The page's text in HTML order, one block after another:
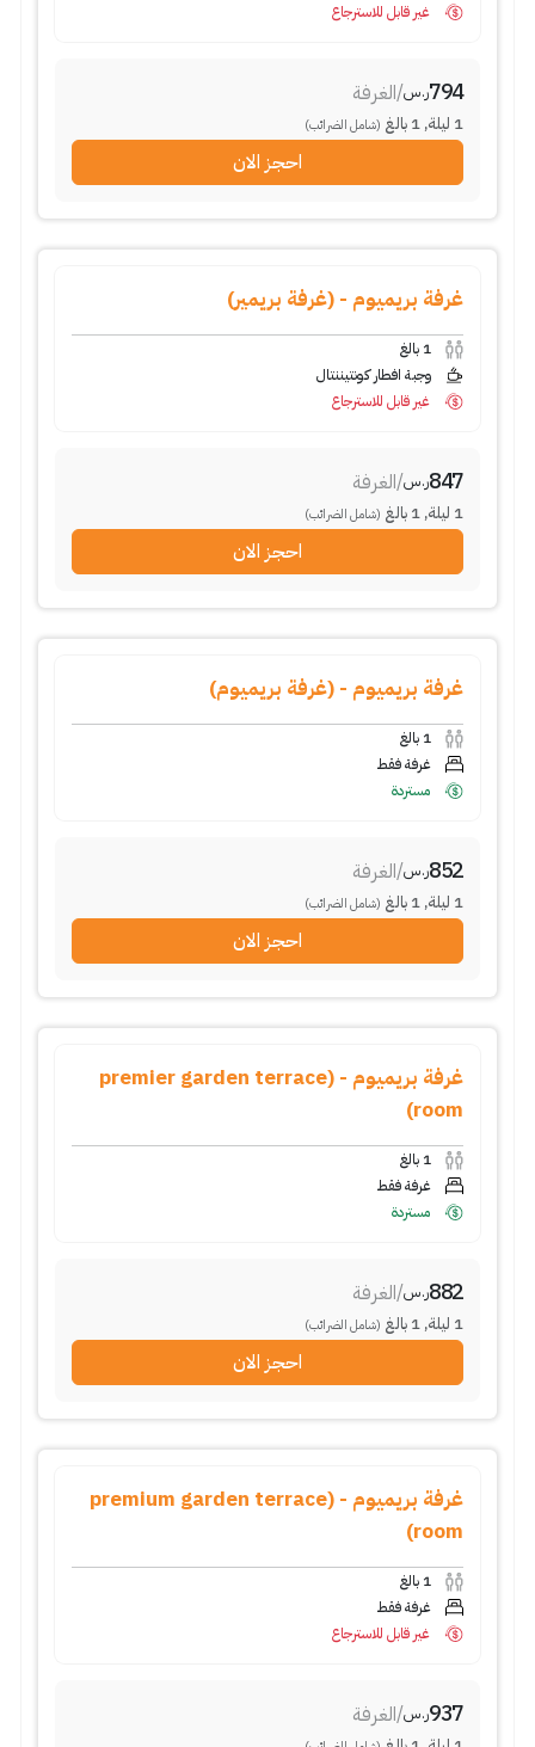
غير قابل للاسترجاع
794ر.س/الغرفة
1 ليلة,
1 بالغ (شامل الضرائب)
احجز الان
غرفة بريميوم - (غرفة بريمير)
1 بالغ
وجبة افطار كونتيننتال
غير قابل للاسترجاع
847ر.س/الغرفة
1 ليلة,
1 بالغ (شامل الضرائب)
احجز الان
غرفة بريميوم - (غرفة بريميوم)
1 بالغ
غرفة فقط
مستردة
852ر.س/الغرفة
1 ليلة,
1 بالغ (شامل الضرائب)
احجز الان
غرفة بريميوم - (premier garden terrace
room)
1 بالغ
غرفة فقط
مستردة
882ر.س/الغرفة
1 ليلة,
1 بالغ (شامل الضرائب)
احجز الان
غرفة بريميوم - (premium garden terrace
room)
1 بالغ
غرفة فقط
غير قابل للاسترجاع
937ر.س/الغرفة